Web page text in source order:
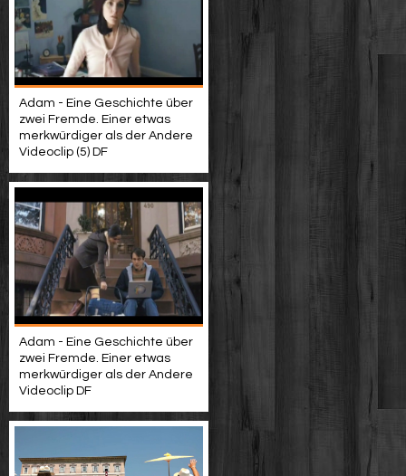
Adam - Eine Geschichte über
zwei Fremde. Einer etwas
merkwürdiger als der Andere
Videoclip (5) DF
Adam - Eine Geschichte über
zwei Fremde. Einer etwas
merkwürdiger als der Andere
Videoclip DF